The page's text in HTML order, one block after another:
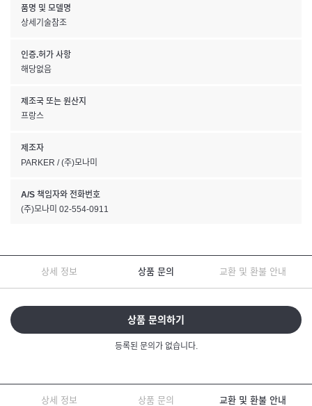
품명 및 모델명
상세기술참조
인증.허가 사항
해당없음
제조국 또는 원산지
프랑스
제조자
PARKER / (주)모나미
A/S 책임자와 전화번호
(주)모나미 02-554-0911
상세 정보 상품 문의 교환 및 환불 안내
상품 문의하기
등록된 문의가 없습니다.
상세 정보 상품 문의 교환 및 환불 안내